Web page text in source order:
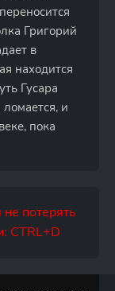
Григорий
в
находится
Гусара
и
пока
потерять
CTRL+D